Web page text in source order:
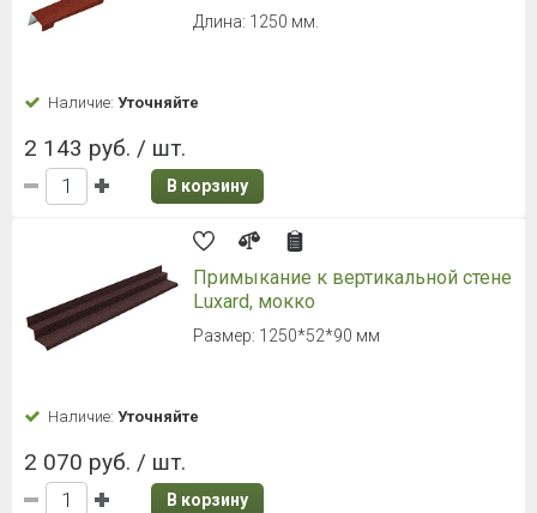
Длина: 1250 мм.
Наличие: Уточняйте
2 143 руб. / шт.
В корзину
Примыкание к вертикальной стене
Luxard, мокко
Размер: 1250*52*90 мм
Наличие: Уточняйте
2 070 руб. / шт.
В корзину